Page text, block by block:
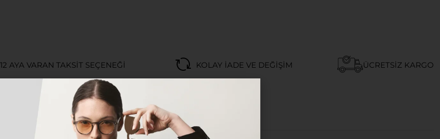
12 AYA VARAN TAKSIT SEÇENEĞI KOLAY İADE VE DEĞIŞIM ÜCRETSIZ KARGO
Açıklama Ek bilgi